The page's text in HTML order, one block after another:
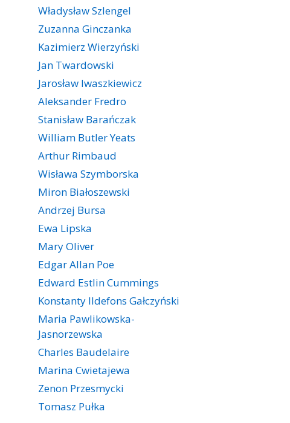
Władysław Szlengel
Zuzanna Ginczanka
Kazimierz Wierzyński
Jan Twardowski
Jarosław Iwaszkiewicz
Aleksander Fredro
Stanisław Barańczak
William Butler Yeats
Arthur Rimbaud
Wisława Szymborska
Miron Białoszewski
Andrzej Bursa
Ewa Lipska
Mary Oliver
Edgar Allan Poe
Edward Estlin Cummings
Konstanty Ildefons Gałczyński
Maria Pawlikowska-
Jasnorzewska
Charles Baudelaire
Marina Cwietajewa
Zenon Przesmycki
Tomasz Pułka